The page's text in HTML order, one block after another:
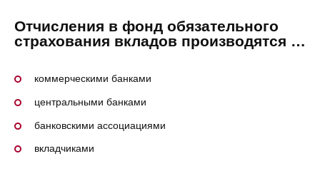
Отчисления в фонд обязательного
страхования вкладов производятся …
коммерческими банками
центральными банками
банковскими ассоциациями
вкладчиками